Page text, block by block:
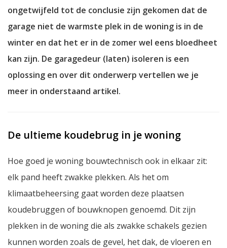
ongetwijfeld tot de conclusie zijn gekomen dat de
garage niet de warmste plek in de woning is in de
winter en dat het er in de zomer wel eens bloedheet
kan zijn. De garagedeur (laten) isoleren is een
oplossing en over dit onderwerp vertellen we je
meer in onderstaand artikel.
De ultieme koudebrug in je woning
Hoe goed je woning bouwtechnisch ook in elkaar zit:
elk pand heeft zwakke plekken. Als het om
klimaatbeheersing gaat worden deze plaatsen
koudebruggen of bouwknopen genoemd. Dit zijn
plekken in de woning die als zwakke schakels gezien
kunnen worden zoals de gevel, het dak, de vloeren en